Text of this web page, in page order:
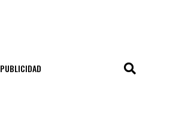
PUBLICIDAD